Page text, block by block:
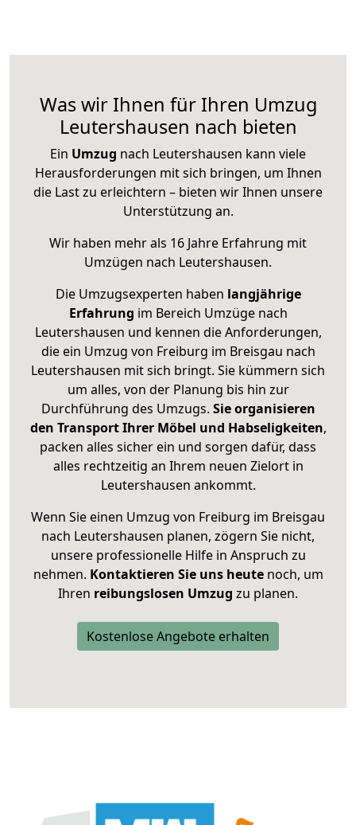
Was wir Ihnen für Ihren Umzug
Leutershausen nach bieten
Ein Umzug nach Leutershausen kann viele
Herausforderungen mit sich bringen, um Ihnen
die Last zu erleichtern – bieten wir Ihnen unsere
Unterstützung an.
Wir haben mehr als 16 Jahre Erfahrung mit
Umzügen nach Leutershausen.
Die Umzugsexperten haben langjährige
Erfahrung im Bereich Umzüge nach
Leutershausen und kennen die Anforderungen,
die ein Umzug von Freiburg im Breisgau nach
Leutershausen mit sich bringt. Sie kümmern sich
um alles, von der Planung bis hin zur
Durchführung des Umzugs. Sie organisieren
den Transport Ihrer Möbel und Habseligkeiten,
packen alles sicher ein und sorgen dafür, dass
alles rechtzeitig an Ihrem neuen Zielort in
Leutershausen ankommt.
Wenn Sie einen Umzug von Freiburg im Breisgau
nach Leutershausen planen, zögern Sie nicht,
unsere professionelle Hilfe in Anspruch zu
nehmen. Kontaktieren Sie uns heutenoch, um
Ihren reibungslosen Umzug zu planen.
Kostenlose Angebote erhalten